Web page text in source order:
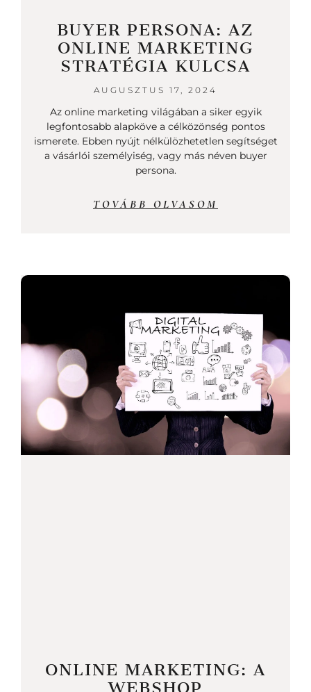
BUYER PERSONA: AZ
ONLINE MARKETING
STRATÉGIA KULCSA
AUGUSZTUS 17, 2024
Az online marketing világában a siker egyik
legfontosabb alapköve a célközönség pontos
ismerete. Ebben nyújt nélkülözhetetlen segítséget
a vásárlói személyiség, vagy más néven buyer
persona.
TOVÁBB OLVASOM
ONLINE MARKETING: A
WEBSHOP